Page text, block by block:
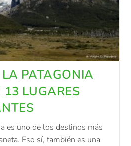
PATAGONIA
LUGARES
es uno de los destinos más
Eso sí, también es una